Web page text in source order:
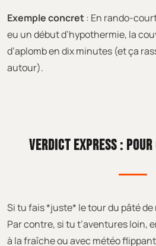
Exemple concret: En rando-
eu un début d’hypothermie, la
d’aplomb en dix minutes (et ça
autour).
VERDICT EXPRESS :
Si tu fais *juste* le tour du pâté de
Par contre, si tu t’aventures loin,
à la fraîche ou avec météo